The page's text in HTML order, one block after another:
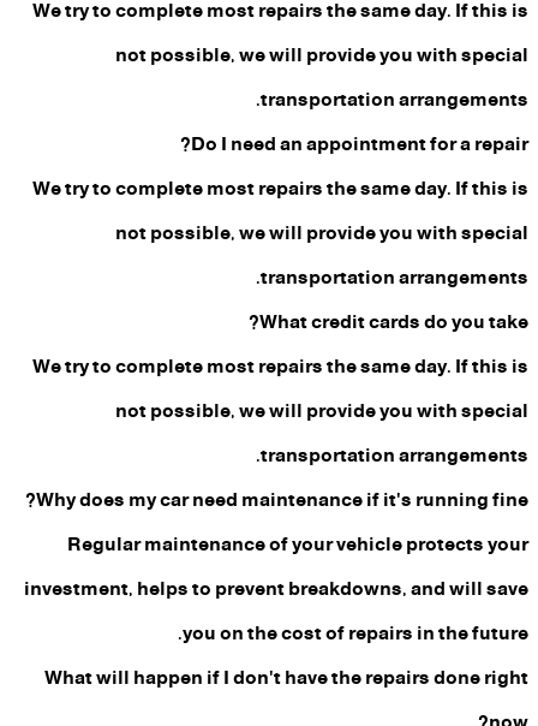
We try to complete most repairs the same day. If this is
not possible, we will provide you with special
transportation arrangements.
Do I need an appointment for a repair?
We try to complete most repairs the same day. If this is
not possible, we will provide you with special
transportation arrangements.
What credit cards do you take?
We try to complete most repairs the same day. If this is
not possible, we will provide you with special
transportation arrangements.
Why does my car need maintenance if it's running fine?
Regular maintenance of your vehicle protects your
investment, helps to prevent breakdowns, and will save
you on the cost of repairs in the future.
What will happen if I don't have the repairs done right